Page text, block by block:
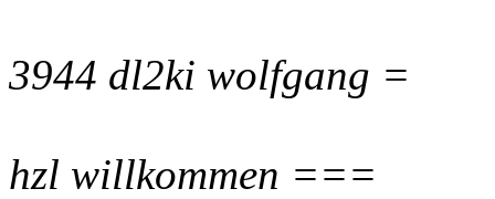
3944 dl2ki wolfgang =
hzl willkommen ===